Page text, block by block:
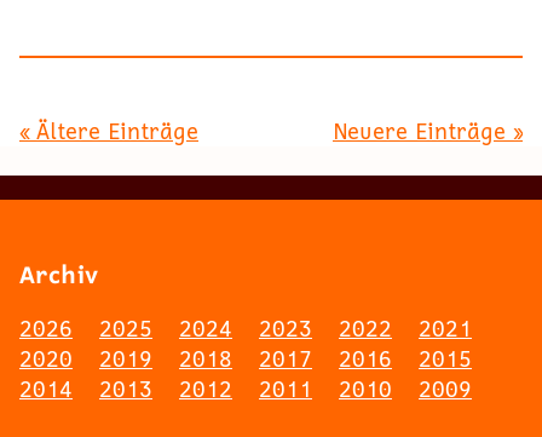
« Ältere Einträge Neuere Einträge »
Archiv
2026 2025 2024 2023 2022
2021
2020
2019 2018 2017 2016
2015
2014
2013 2012 2011 2010 2009